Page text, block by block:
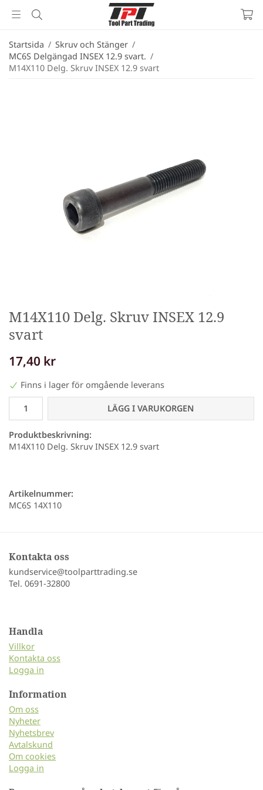
Startsida / Skruv och Stänger /
MC6S Delgängad INSEX 12.9 svart. /
M14X110 Delg. Skruv INSEX 12.9 svart
M14X110 Delg. Skruv INSEX 12.9
svart
17,40 kr
Finns i lager för omgående leverans
LÄGG I VARUKORGEN
Produktbeskrivning:
M14X110 Delg. Skruv INSEX 12.9 svart
Artikelnummer:
MC6S 14X110
Kontakta oss
kundservice@toolparttrading.se
Tel. 0691-32800
Handla
Villkor
Kontakta oss
Logga in
Information
Om oss
Nyheter
Nyhetsbrev
Avtalskund
Om cookies
Logga in